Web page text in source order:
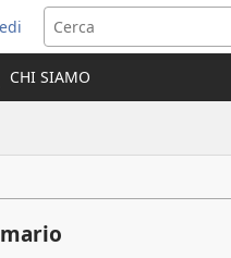
CHI SIAMO